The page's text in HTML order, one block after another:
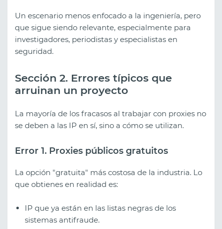
Un escenario menos enfocado a la ingeniería, pero
que sigue siendo relevante, especialmente para
investigadores, periodistas y especialistas en
seguridad.
Sección 2. Errores típicos que
arruinan un proyecto
La mayoría de los fracasos al trabajar con proxies no
se deben a las IP en sí, sino a cómo se utilizan.
Error 1. Proxies públicos gratuitos
La opción "gratuita" más costosa de la industria. Lo
que obtienes en realidad es:
IP que ya están en las listas negras de los
sistemas antifraude.